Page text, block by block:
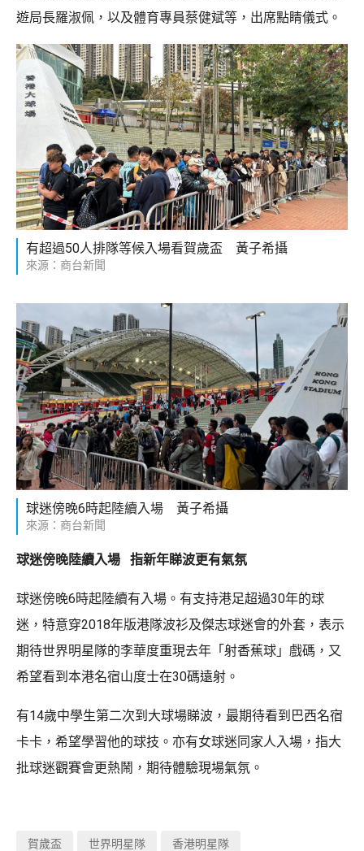
遊局長羅淑佩，以及體育專員蔡健斌等，出席點睛儀式。
有超過50人排隊等候入場看賀歲盃 黃子希攝
來源：商台新聞
球迷傍晚6時起陸續入場 黃子希攝
來源：商台新聞
球迷傍晚陸續入場 指新年睇波更有氣氛
球迷傍晚6時起陸續有入場。有支持港足超過30年的球
迷，特意穿2018年版港隊波衫及傑志球迷會的外套，表示
期待世界明星隊的李華度重現去年「射香蕉球」戲碼，又
希望看到本港名宿山度士在30碼遠射。
有14歲中學生第二次到大球場睇波，最期待看到巴西名宿
卡卡，希望學習他的球技。亦有女球迷同家人入場，指大
批球迷觀賽會更熱鬧，期待體驗現場氣氛。
賀歲盃 世界明星隊 香港明星隊